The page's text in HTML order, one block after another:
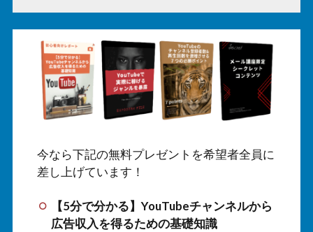
今なら下記の無料プレゼントを希望者全員に
差し上げています！
【5分で分かる】YouTubeチャンネルから
広告収入を得るための基礎知識